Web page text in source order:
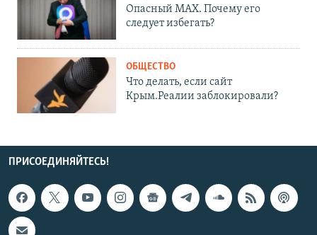
Опасный MAX. Почему его
следует избегать?
ОБЩЕСТВО
Что делать, если сайт
Крым.Реалии заблокировали?
ПРИСОЕДИНЯЙТЕСЬ!